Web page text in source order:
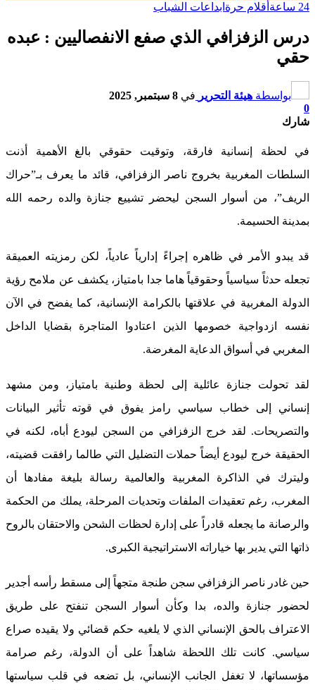
24 ساعة أقلام حرة ابداعات الشباب
درس الزفزافي الذي صفع الانفصاليين : عبده
حقي
بواسطة هيئة التحرير في 8 سبتمبر, 2025
0
شارك
في لحظة إنسانية فارقة، وتوقيت حقوقي بالغ الأهمية أذنت
السلطات المغربية بخروج ناصر الزفزافي، قائد ما يعرف بـ”حراك
الريف”، من أسوار السجن ليحضر تشييع جنازة والده رحمه الله
بمدينة الحسيمة.
قد يبدو الأمر في ظاهره إجراءً إدارياً عادياً، لكن رمزيته العميقة
تجعله حدثاً سياسياً وحقوقياً هاما جدا بامتياز، يكشف عن ملامح رؤية
الدولة المغربية في علاقتها بالكرامة الإنسانية، كما يفضح في الآن
نفسه ازدواجية خصومها الذين اعتادوا المتاجرة بقضايا الداخل
المغربي في أسواق الدعاية المغرضة.
لقد تحولت جنازة عائلية إلى لحظة وطنية بامتياز، ومن مشهد
إنساني إلى خطاب سياسي رامز يفوق في قوته تأثير البيانات
والتصريحات. لقد خرج الزفزافي من السجن ليودع أباه، لكنه في
الحقيقة خرج ليودع أيضاً حملات التضليل التي طالما رافقت قضيته،
وليترك في الذاكرة المغربية والعالمية رسالة بليغة مفادها أن
المغرب، رغم تعقيدات الملفات وتحديات المرحلة، يملك من الحكمة
والرصانة ما يجعله قادراً على إدارة لحظات الشحن والاحتقان بالروح
ذاتها التي يدير بها خياراته الاستراتيجية الكبرى.
حين غادر ناصر الزفزافي سجن طنجة متجهاً إلى مسقط رأسه أجدير
لحضور جنازة والده، بدا وكأن أسوار السجن تنفتح على طريق
الاعتراف بالحق الإنساني الذي لا يلغيه حكم قضائي ولا يقيده صراع
سياسي. كانت تلك اللحظة شاهداً على أن الدولة، رغم صرامة
مؤسساتها، لا تغفل الجانب الإنساني، بل تضعه في قلب سياستها